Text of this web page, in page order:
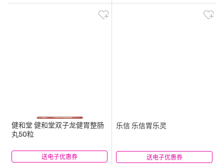
送电子优惠券
健和堂 健和堂双子龙健胃整肠
丸50粒
(8) 送电子优惠券
乐信 乐信胃乐灵
(7)